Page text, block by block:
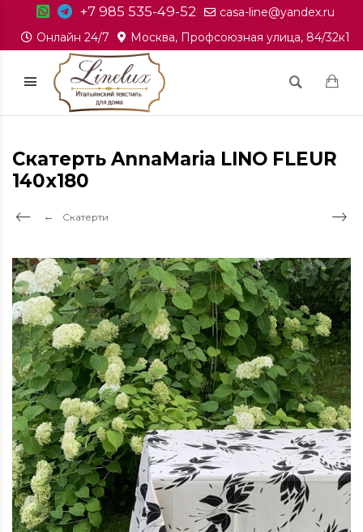
+7 985 535-49-52
casa-line@yandex.ru
Онлайн 24/7
Москва, Профсоюзная улица, 84/32к1
Скатерть AnnaMaria LINO FLEUR
140x180
Скатерти